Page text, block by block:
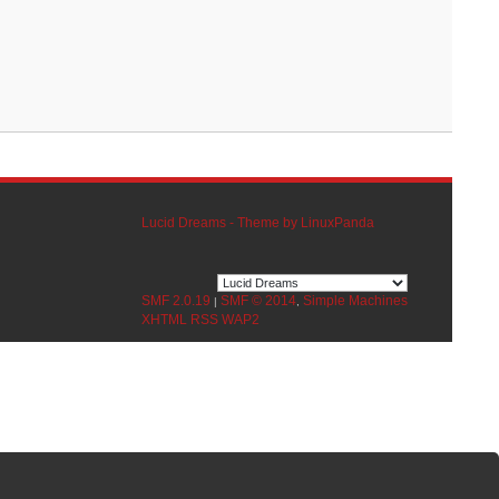
Lucid Dreams - Theme by LinuxPanda
SMF 2.0.19 | SMF © 2014, Simple Machines
XHTML
RSS WAP2